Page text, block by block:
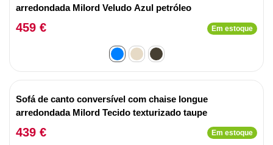
arredondada Milord Veludo Azul petróleo
459 € Em estoque
Sofá de canto conversível com chaise longue
arredondada Milord Tecido texturizado taupe
439 € Em estoque